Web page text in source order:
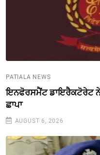
PATIALA NEWS
ਇਨਫੋਰਸਮੈਂਟ ਡਾਇਰੈਕਟੋਰੇਟ
ਛਾਪਾ
AUGUST 6, 2026